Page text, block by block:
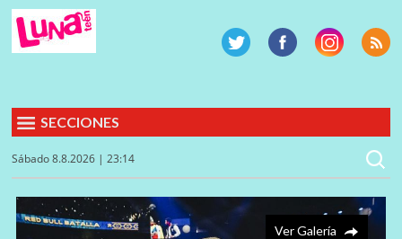
SECCIONES
Sábado 8.8.2026 | 23:14
Ver Galería